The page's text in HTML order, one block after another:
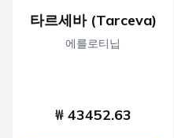
타르세바 (Tarceva)
에를로티닙
₩ 43452.63